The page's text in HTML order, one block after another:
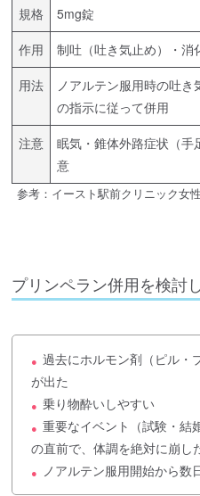
規格
5mg錠
作用
制吐（吐き気止め）・消
用法
ノアルテン服用時の吐
の指示に従って併用
注意
眠気・錐体外路症状（手
意
参考：イースト駅前クリニック女
プリンペラン併用を検討
● 過去にホルモン剤（ピル・
が出た
● 乗り物酔いしやすい
● 重要なイベント（試験・結
の直前で、体調を絶対に崩し
● ノアルテン服用開始から数